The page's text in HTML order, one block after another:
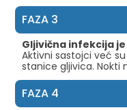
FAZA 3
Gljivična infekcija je
Aktivni sastojci već
stanice gljivica. Nokti
FAZA 4